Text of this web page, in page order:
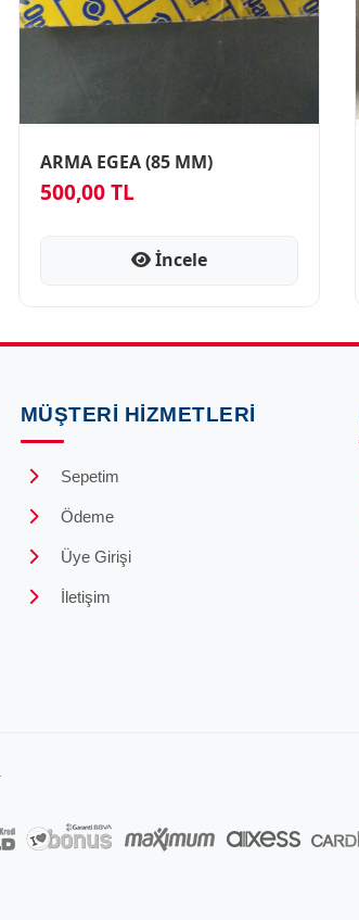
ARMA EGEA (85 MM)
500,00 TL
İncele
MÜŞTERI HIZMETLERI
Sepetim
Ödeme
Üye Girişi
İletişim